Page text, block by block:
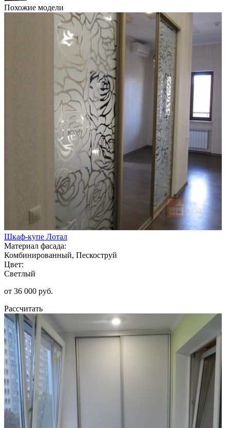
Похожие модели
Шкаф-купе Лотал
Материал фасада:
Комбинированный, Пескоструй
Цвет:
Светлый
от 36 000 руб.
Рассчитать